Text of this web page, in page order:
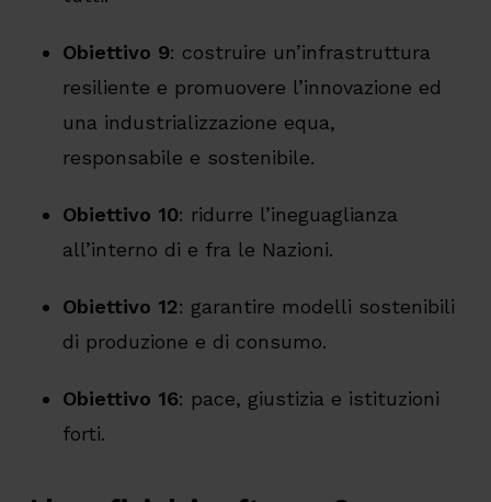
Obiettivo 9: costruire un’infrastruttura
resiliente e promuovere l’innovazione ed
una industrializzazione equa,
responsabile e sostenibile.
Obiettivo 10: ridurre l’ineguaglianza
all’interno di e fra le Nazioni.
Obiettivo 12: garantire modelli sostenibili
di produzione e di consumo.
Obiettivo 16: pace, giustizia e istituzioni
forti.